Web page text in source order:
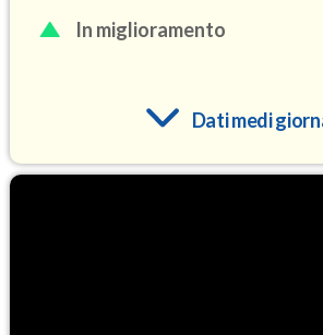
In miglioramento
Dati medi